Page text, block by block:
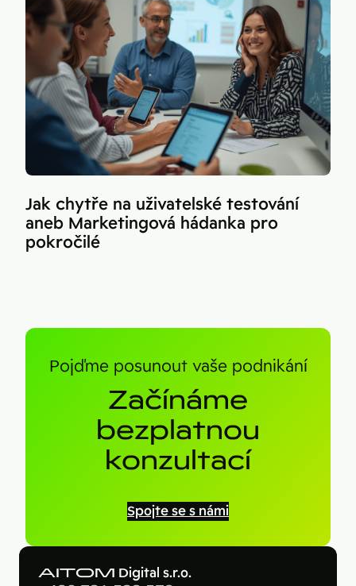
Jak chytře na uživatelské testování
aneb Marketingová hádanka pro
pokročilé
Pojďme posunout vaše podnikání
Začínáme
bezplatnou
konzultací
Spojte se s námi
AITOM Digital s.r.o.